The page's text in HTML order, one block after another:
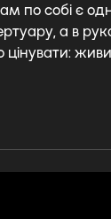
по собі є
а в